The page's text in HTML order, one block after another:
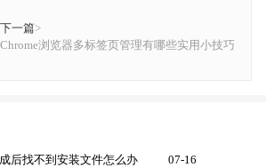
下一篇>
Chrome浏览器多标签页管理有哪些实用小技巧
后找不到安装文件怎么办 07-16